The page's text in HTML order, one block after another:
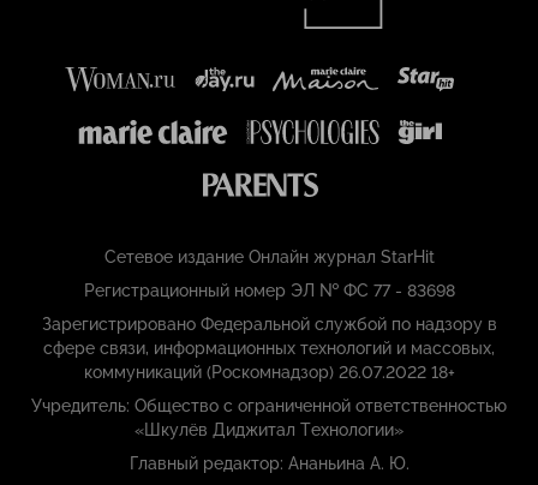
Сетевое издание Онлайн журнал StarHit
Регистрационный номер ЭЛ № ФС 77 - 83698
Зарегистрировано Федеральной службой по надзору в
сфере связи, информационных технологий и массовых,
коммуникаций (Роскомнадзор) 26.07.2022 18+
Учредитель: Общество с ограниченной ответственностью
«Шкулёв Диджитал Технологии»
Главный редактор: Ананьина А. Ю.